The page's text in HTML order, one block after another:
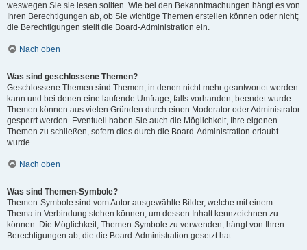
weswegen Sie sie lesen sollten. Wie bei den Bekanntmachungen hängt es von
Ihren Berechtigungen ab, ob Sie wichtige Themen erstellen können oder nicht;
die Berechtigungen stellt die Board-Administration ein.
Nach oben
Was sind geschlossene Themen?
Geschlossene Themen sind Themen, in denen nicht mehr geantwortet werden
kann und bei denen eine laufende Umfrage, falls vorhanden, beendet wurde.
Themen können aus vielen Gründen durch einen Moderator oder Administrator
gesperrt werden. Eventuell haben Sie auch die Möglichkeit, Ihre eigenen
Themen zu schließen, sofern dies durch die Board-Administration erlaubt
wurde.
Nach oben
Was sind Themen-Symbole?
Themen-Symbole sind vom Autor ausgewählte Bilder, welche mit einem
Thema in Verbindung stehen können, um dessen Inhalt kennzeichnen zu
können. Die Möglichkeit, Themen-Symbole zu verwenden, hängt von Ihren
Berechtigungen ab, die die Board-Administration gesetzt hat.